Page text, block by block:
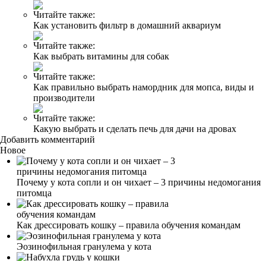
Читайте также:
Как установить фильтр в домашний аквариум
Читайте также:
Как выбрать витамины для собак
Читайте также:
Как правильно выбрать намордник для мопса, виды и
производители
Читайте также:
Какую выбрать и сделать печь для дачи на дровах
Добавить комментарий
Новое
Почему у кота сопли и он чихает – 3 причины недомогания
питомца
Как дрессировать кошку – правила обучения командам
Эозинофильная гранулема у кота